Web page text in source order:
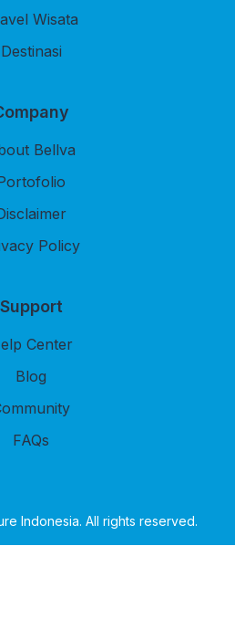
Wisata
Destinasi
Bellva
Policy
Support
Center
Blog
FAQs
Indonesia. All rights reserved.